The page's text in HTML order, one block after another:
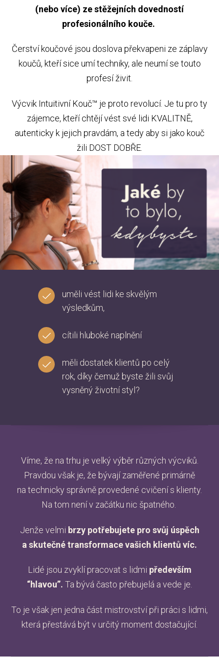
(nebo více) ze stěžejních dovedností
profesionálního kouče.
Čerství koučové jsou doslova překvapeni ze záplavy
koučů, kteří sice umí techniky, ale neumí se touto
profesí živit.
Výcvik Intuitivní Kouč™ je proto revolucí. Je tu pro ty
zájemce, kteří chtějí vést své lidi KVALITNĚ,
autenticky k jejich pravdám, a tedy aby si jako kouč
žili DOST DOBŘE.
uměli vést lidi ke skvělým
výsledkům,
cítili hluboké naplnění
měli dostatek klientů po celý
rok, díky čemuž byste žili svůj
vysněný životní styl?
Víme, že na trhu je velký výběr různých výcviků.
Pravdou však je, že bývají zaměřené primárně
na technicky správně provedené cvičení s klienty.
Na tom není v začátku nic špatného.
Jenže velmi brzy potřebujete pro svůj úspěch
a skutečné transformace vašich klientů víc.
Lidé jsou zvyklí pracovat s lidmi především
“hlavou”. Ta bývá často přebujelá a vede je.
To je však jen jedna část mistrovství při práci s lidmi,
která přestává být v určitý moment dostačující.